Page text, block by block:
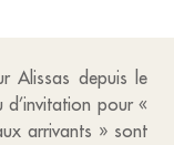
Alissas depuis le
d’invitation pour «
arrivants » sont